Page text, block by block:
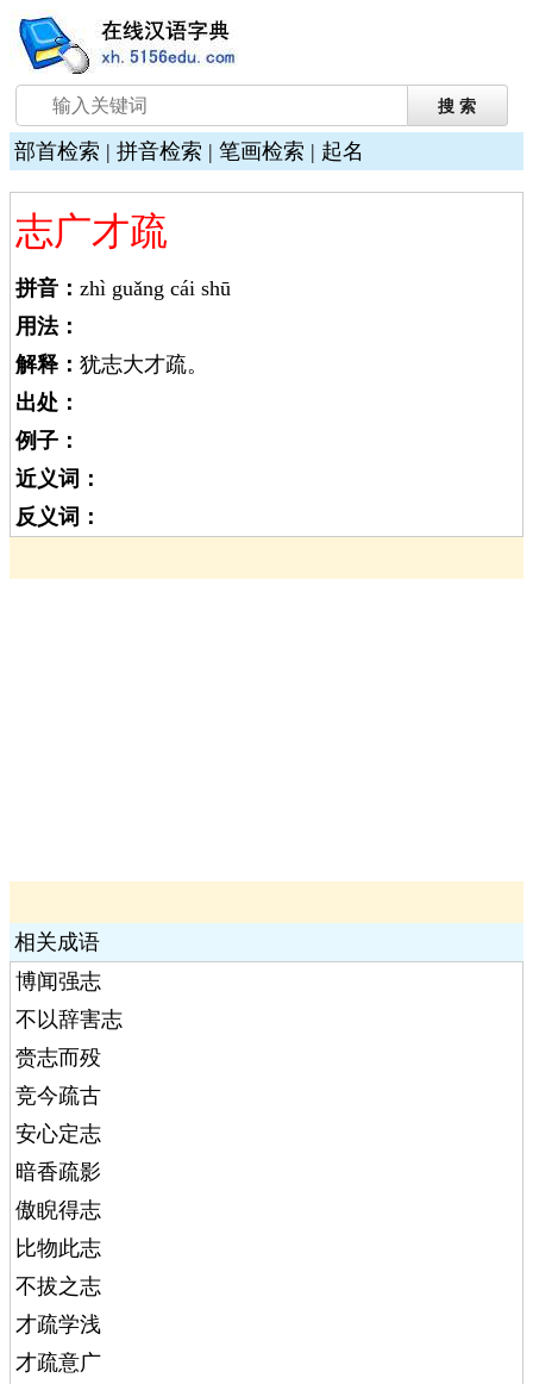
部首检索 | 拼音检索 | 笔画检索 | 起名
志广才疏
拼音： zhì guǎng cái shū
用法：
解释： 犹志大才疏。
出处：
例子：
近义词：
反义词：
相关成语
博闻强志
不以辞害志
赍志而殁
竞今疏古
安心定志
暗香疏影
傲睨得志
比物此志
不拔之志
才疏学浅
才疏意广